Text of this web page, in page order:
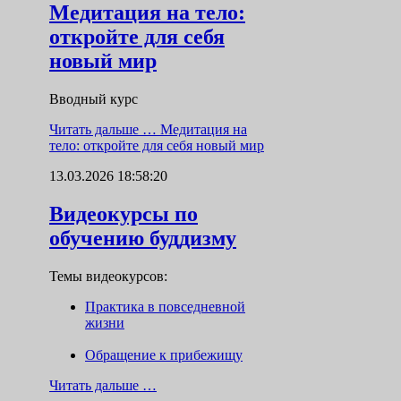
Медитация на тело:
откройте для себя
новый мир
Вводный курс
Читать дальше … Медитация на
тело: откройте для себя новый мир
13.03.2026 18:58:20
Видеокурсы по
обучению буддизму
Темы видеокурсов:
Практика в повседневной
жизни
Обращение к прибежищу
Читать дальше …